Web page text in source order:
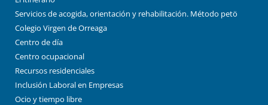
Servicios de acogida, orientación y rehabilitación. Método petö
Colegio Virgen de Orreaga
Centro de día
Centro ocupacional
Recursos residenciales
Inclusión Laboral en Empresas
Ocio y tiempo libre